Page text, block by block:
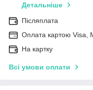
Детальніше
Післяплата
Оплата картою Visa,
На картку
Всі умови оплати